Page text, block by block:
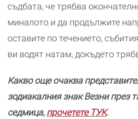
съдбата, че трябва
миналото и да продължите
оставите по течението,
ви водят натам, докъдето
Какво още очаква
зодиакалния знак Везни през
седмица,прочетете ТУК.